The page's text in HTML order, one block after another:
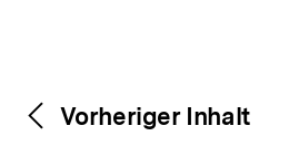
Weitere
Content-
Navigation
Vorheriger Inhalt